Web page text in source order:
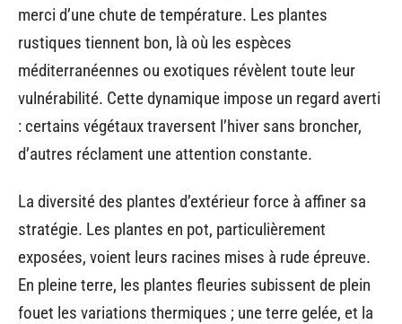
merci d’une chute de température. Les plantes
rustiques tiennent bon, là où les espèces
méditerranéennes ou exotiques révèlent toute leur
vulnérabilité. Cette dynamique impose un regard averti
: certains végétaux traversent l’hiver sans broncher,
d’autres réclament une attention constante.
La diversité des plantes d’extérieur force à affiner sa
stratégie. Les plantes en pot, particulièrement
exposées, voient leurs racines mises à rude épreuve.
En pleine terre, les plantes fleuries subissent de plein
fouet les variations thermiques ; une terre gelée, et la